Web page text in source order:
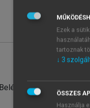
Belépés intézményi
Ezek a
tartoznak
↓ 3
ÖSSZES
Használja